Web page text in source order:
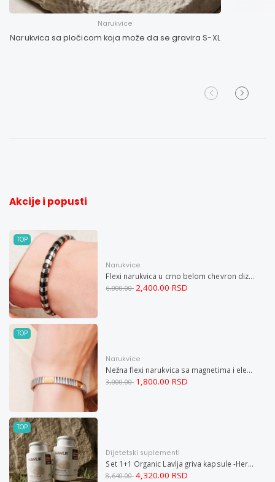
Narukvice
Narukvica sa pločicom koja može da se gravira S-XL
Akcije i popusti
TOP
Narukvice
Flexi narukvica u crno belom chevron dizajnu M
6,000.00 2,400.00 RSD
TOP
Narukvice
Nežna flexi narukvica sa magnetima i elementima u boji zlata i bakrom M
3,000.00 1,800.00 RSD
TOP
Dijetetski suplementi
Set 1+1 Organic Lavlja griva kapsule -Hericium ekstrakt 60
8,640.00 4,320.00 RSD